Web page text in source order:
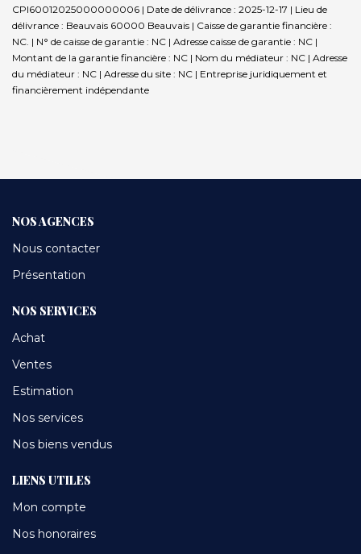
CPI60012025000000006 | Date de délivrance : 2025-12-17 | Lieu de
délivrance : Beauvais 60000 Beauvais | Caisse de garantie financière :
NC. | N° de caisse de garantie : NC | Adresse caisse de garantie : NC |
Montant de la garantie financière : NC | Nom du médiateur : NC | Adresse
du médiateur : NC | Adresse du site : NC | Entreprise juridiquement et
financièrement indépendante
NOS AGENCES
Nous contacter
Présentation
NOS SERVICES
Achat
Ventes
Estimation
Nos services
Nos biens vendus
LIENS UTILES
Mon compte
Nos honoraires